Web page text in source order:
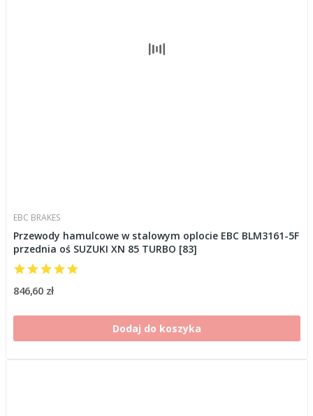
EBC BRAKES
Przewody hamulcowe w stalowym oplocie EBC BLM3161-5F
przednia oś SUZUKI XN 85 TURBO [83]
846,60 zł
Dodaj do koszyka